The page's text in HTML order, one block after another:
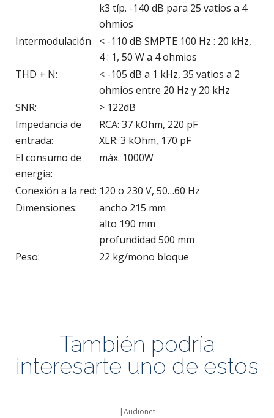
k3 típ. -140 dB para 25 vatios a 4
ohmios
Intermodulación
< -110 dB SMPTE 100 Hz : 20 kHz,
4 : 1, 50 W a 4 ohmios
THD + N:
< -105 dB a 1 kHz, 35 vatios a 2
ohmios entre 20 Hz y 20 kHz
SNR:
> 122dB
Impedancia de
entrada:
RCA: 37 kOhm, 220 pF
XLR: 3 kOhm, 170 pF
El consumo de
energía:
máx. 1000W
Conexión a la red: 120 o 230 V, 50…60 Hz
Dimensiones:
ancho 215 mm
alto 190 mm
profundidad 500 mm
Peso:
22 kg/mono bloque
También podría
interesarte uno de estos
|Audionet